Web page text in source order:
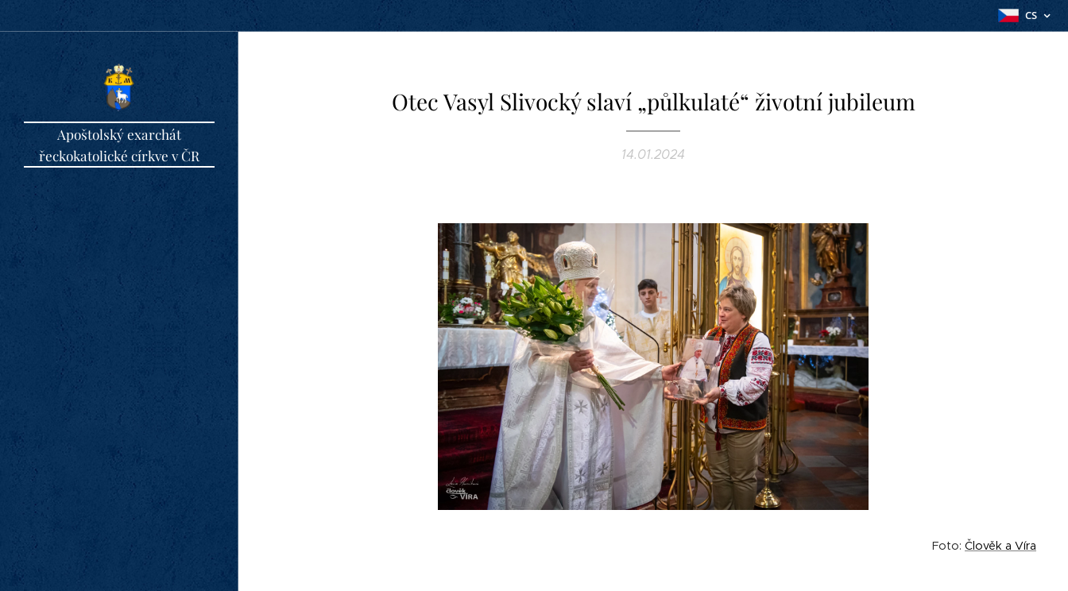
CS
Apoštolský exarchát
řeckokatolické církve v ČR
Otec Vasyl Slivocký slaví „půlkulaté“ životní jubileum
14.01.2024
Foto: Člověk a Víra